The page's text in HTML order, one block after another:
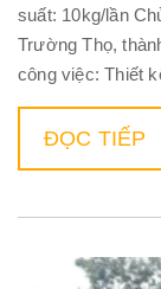
suất: 10kg/lần
Trường Thọ,
công việc: Thiết
ĐỌC TIẾP